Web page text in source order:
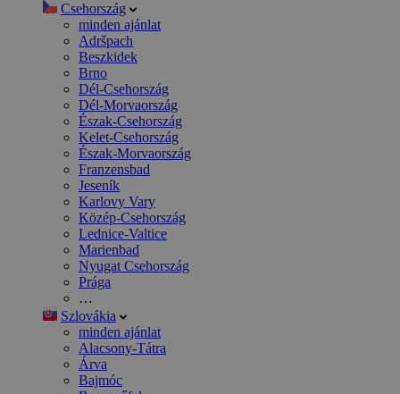
Csehország
minden ajánlat
Adršpach
Beszkidek
Brno
Dél-Csehország
Dél-Morvaország
Észak-Csehország
Kelet-Csehország
Észak-Morvaország
Franzensbad
Jeseník
Karlovy Vary
Közép-Csehország
Lednice-Valtice
Marienbad
Nyugat Csehország
Prága
…
Szlovákia
minden ajánlat
Alacsony-Tátra
Árva
Bajmóc